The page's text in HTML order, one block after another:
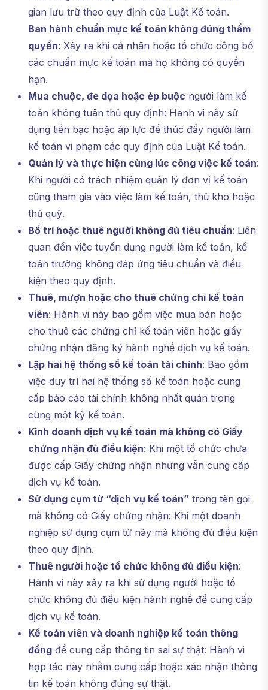
gian lưu trữ theo quy định của Luật Kế toán.
Ban hành chuẩn mực kế toán không đúng thẩm
quyền: Xảy ra khi cá nhân hoặc tổ chức công bố
các chuẩn mực kế toán mà họ không có quyền
hạn.
Mua chuộc, đe dọa hoặc ép buộc người làm kế
toán không tuân thủ quy định: Hành vi này sử
dụng tiền bạc hoặc áp lực để thúc đẩy người làm
kế toán vi phạm các quy định của Luật Kế toán.
Quản lý và thực hiện cùng lúc công việc kế toán:
Khi người có trách nhiệm quản lý đơn vị kế toán
cũng tham gia vào việc làm kế toán, thủ kho hoặc
thủ quỹ.
Bố trí hoặc thuê người không đủ tiêu chuẩn: Liên
quan đến việc tuyển dụng người làm kế toán, kế
toán trưởng không đáp ứng tiêu chuẩn và điều
kiện theo quy định.
Thuê, mượn hoặc cho thuê chứng chỉ kế toán
viên: Hành vi này bao gồm việc mua bán hoặc
cho thuê các chứng chỉ kế toán viên hoặc giấy
chứng nhận đăng ký hành nghề dịch vụ kế toán.
Lập hai hệ thống sổ kế toán tài chính: Bao gồm
việc duy trì hai hệ thống sổ kế toán hoặc cung
cấp báo cáo tài chính không nhất quán trong
cùng một kỳ kế toán.
Kinh doanh dịch vụ kế toán mà không có Giấy
chứng nhận đủ điều kiện: Khi một tổ chức chưa
được cấp Giấy chứng nhận nhưng vẫn cung cấp
dịch vụ kế toán.
Sử dụng cụm từ “dịch vụ kế toán” trong tên gọi
mà không có Giấy chứng nhận: Khi một doanh
nghiệp sử dụng cụm từ này mà không đủ điều kiện
theo quy định.
Thuê người hoặc tổ chức không đủ điều kiện:
Hành vi này xảy ra khi sử dụng người hoặc tổ
chức không đủ điều kiện hành nghề để cung cấp
dịch vụ kế toán.
Kế toán viên và doanh nghiệp kế toán thông
đồng để cung cấp thông tin sai sự thật: Hành vi
hợp tác này nhằm cung cấp hoặc xác nhận thông
tin kế toán không đúng sự thật.